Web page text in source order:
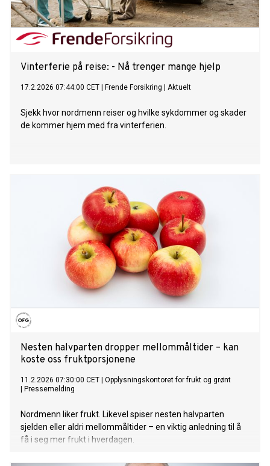
Vinterferie på reise: - Nå trenger mange hjelp
17.2.2026 07:44:00 CET Frende Forsikring Aktuelt
Sjekk hvor nordmenn reiser og hvilke sykdommer og skader
de kommer hjem med fra vinterferien.
Nesten halvparten dropper mellommåltider – kan
koste oss fruktporsjonene
11.2.2026 07:30:00 CET
Opplysningskontoret for frukt og grønt
Pressemelding
Nordmenn liker frukt. Likevel spiser nesten halvparten
sjelden eller aldri mellommåltider – en viktig anledning til å
få i seg mer frukt i hverdagen.